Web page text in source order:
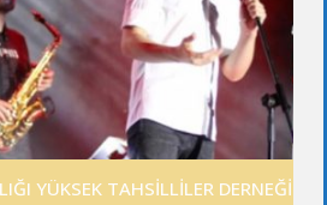
YÜKSEK TAHSİLLİLER DERNEĞİ